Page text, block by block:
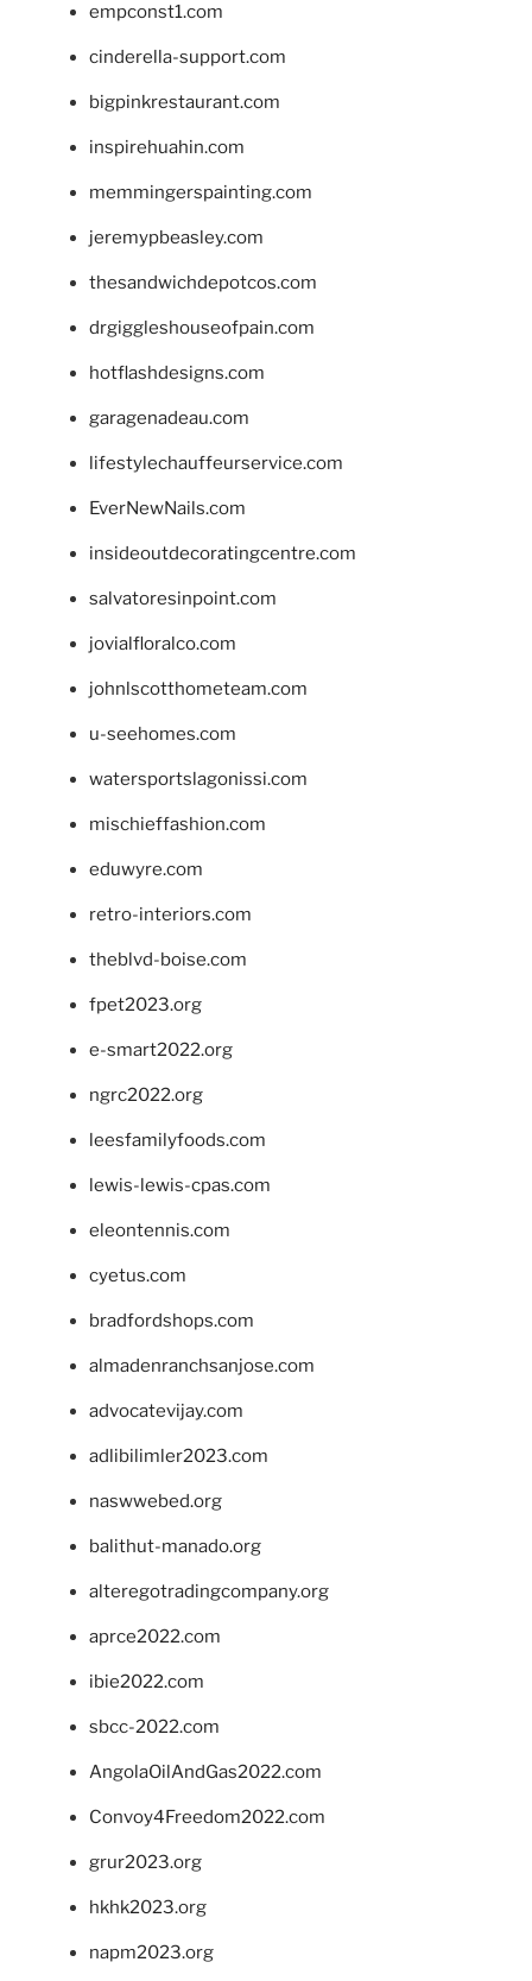
empconst1.com
cinderella-support.com
bigpinkrestaurant.com
inspirehuahin.com
memmingerspainting.com
jeremypbeasley.com
thesandwichdepotcos.com
drgiggleshouseofpain.com
hotflashdesigns.com
garagenadeau.com
lifestylechauffeurservice.com
EverNewNails.com
insideoutdecoratingcentre.com
salvatoresinpoint.com
jovialfloralco.com
johnlscotthometeam.com
u-seehomes.com
watersportslagonissi.com
mischieffashion.com
eduwyre.com
retro-interiors.com
theblvd-boise.com
fpet2023.org
e-smart2022.org
ngrc2022.org
leesfamilyfoods.com
lewis-lewis-cpas.com
eleontennis.com
cyetus.com
bradfordshops.com
almadenranchsanjose.com
advocatevijay.com
adlibilimler2023.com
naswwebed.org
balithut-manado.org
alteregotradingcompany.org
aprce2022.com
ibie2022.com
sbcc-2022.com
AngolaOilAndGas2022.com
Convoy4Freedom2022.com
grur2023.org
hkhk2023.org
napm2023.org